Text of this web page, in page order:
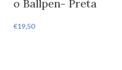
o Ballpen- Preta
€19,50